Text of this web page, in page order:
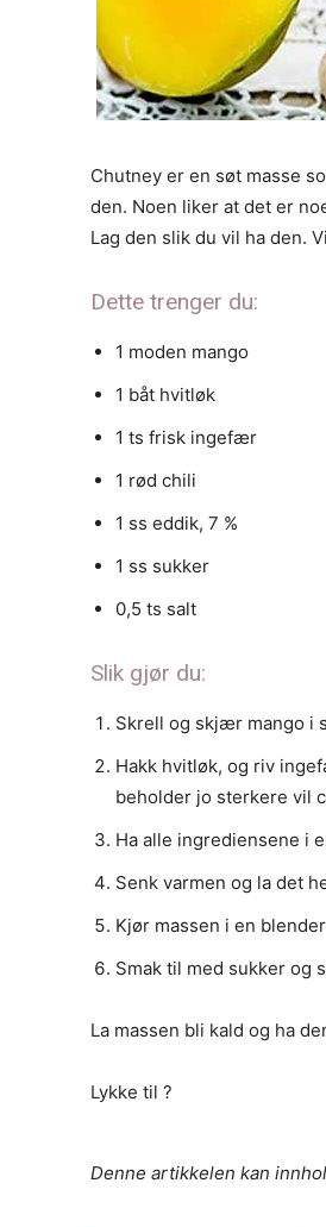
Chutney er en søt masse
den. Noen liker at det er
Lag den slik du vil ha den.
Dette trenger du:
1 moden mango
1 båt hvitløk
1 ts frisk ingefær
1 rød chili
1 ss eddik, 7 %
1 ss sukker
0,5 ts salt
Slik gjør du:
Skrell og skjær mango i
Hakk hvitløk, og riv
beholder jo sterkere vil
Ha alle ingrediensene i
Senk varmen og la det
Kjør massen i en
Smak til med sukker og
La massen bli kald og ha
Lykke til ?
Denne artikkelen kan